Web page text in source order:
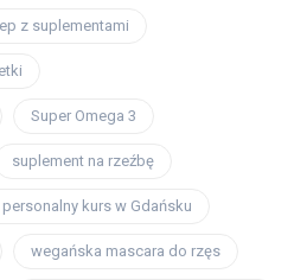
z suplementami
Super Omega 3
suplement na rzeźbę
personalny kurs w Gdańsku
wegańska mascara do rzęs